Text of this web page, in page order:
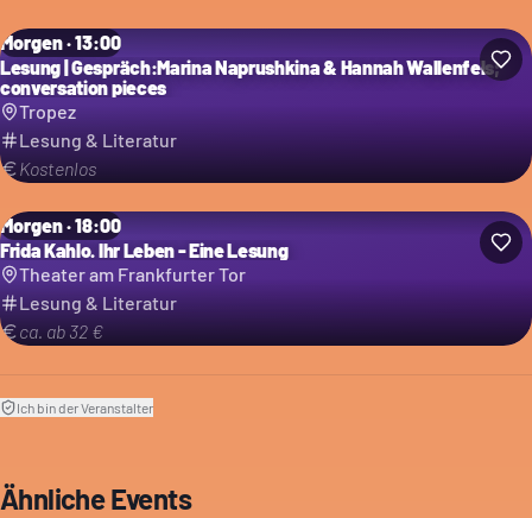
Morgen · 13:00
Lesung | Gespräch:Marina Naprushkina & Hannah Wallenfels;
conversation pieces
Tropez
Lesung & Literatur
Kostenlos
Morgen · 18:00
Frida Kahlo. Ihr Leben - Eine Lesung
Theater am Frankfurter Tor
Lesung & Literatur
ca. ab 32 €
Ich bin der Veranstalter
Ähnliche Events